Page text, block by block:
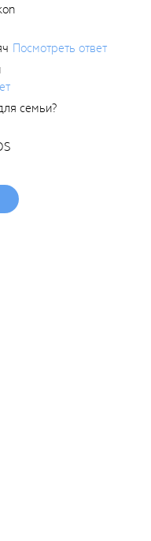
Посмотреть ответ
семьи?